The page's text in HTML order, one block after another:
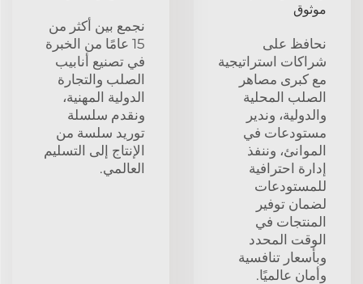
موثوق
نحافظ على
شراكات استراتيجية
مع كبرى مصاهر
الصلب المحلية
والدولية، وندير
مستودعات في
الموانئ، وننفذ
إدارة احترافية
للمستودعات
لضمان توفير
المنتجات في
الوقت المحدد
وبأسعار تنافسية
وأمان عالميًا.
نجمع بين أكثر من
15 عامًا من الخبرة
في تصنيع أنابيب
الصلب والتجارة
الدولية المهنية،
ونقدم سلسلة
توريد سلسة من
الإنتاج إلى التسليم
العالمي.